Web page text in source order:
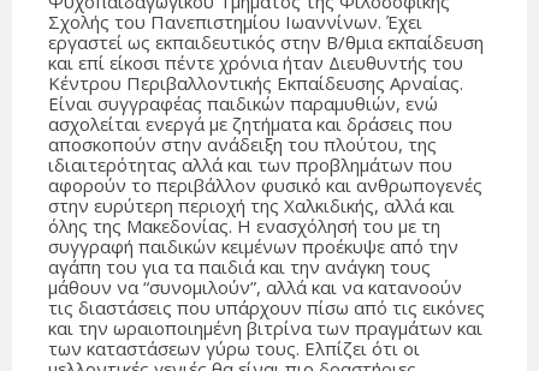
Σχολής του Πανεπιστημίου Ιωαννίνων. Έχει
εργαστεί ως εκπαιδευτικός στην Β/θμια εκπαίδευση
και επί είκοσι πέντε χρόνια ήταν Διευθυντής του
Κέντρου Περιβαλλοντικής Εκπαίδευσης Αρναίας.
Είναι συγγραφέας παιδικών παραμυθιών, ενώ
ασχολείται ενεργά με ζητήματα και δράσεις που
αποσκοπούν στην ανάδειξη του πλούτου, της
ιδιαιτερότητας αλλά και των προβλημάτων που
αφορούν το περιβάλλον φυσικό και ανθρωπογενές
στην ευρύτερη περιοχή της Χαλκιδικής, αλλά και
όλης της Μακεδονίας. Η ενασχόλησή του με τη
συγγραφή παιδικών κειμένων προέκυψε από την
αγάπη του για τα παιδιά και την ανάγκη τους
μάθουν να “συνομιλούν”, αλλά και να κατανοούν
τις διαστάσεις που υπάρχουν πίσω από τις εικόνες
και την ωραιοποιημένη βιτρίνα των πραγμάτων και
των καταστάσεων γύρω τους. Ελπίζει ότι οι